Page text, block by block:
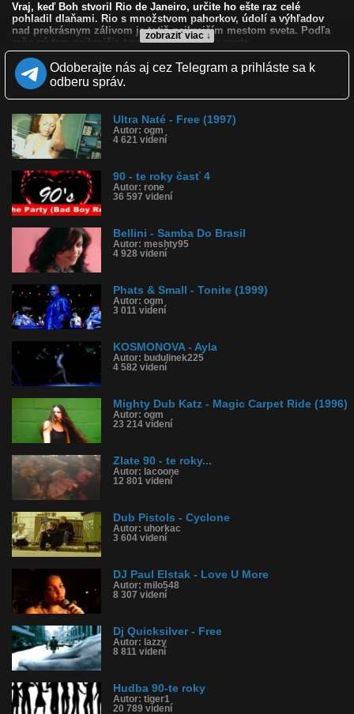
zobraziť viac ↓
Vraj, keď Boh stvoril Rio de Janeiro, určite ho ešte raz celé
pohladil dlaňami. Rio s množstvom pahorkov, údolí a výhľadov
nad prekrásnym zálivom je totiž najkrajším mestom sveta. Podľa
mňa sú tam najkrajšie trsajúce dievčatá na svete.
Kvalita:
Zverejnené: 9.8.2008 11:54
Páči sa: 95% (39 hlasov)
Komentárov: 20
Dľžka: 2:46
Kategória: hudba
Tagy: bellini, 90-te roky, roky 90-te, house, dance
História sledovanosti videa:
Odoberajte nás aj cez Telegram a prihláste sa k
odberu správ.
Ultra Naté - Free (1997)
Autor: ogm
4 621 videní
90 - te roky časť 4
Autor: rone
36 597 videní
Bellini - Samba Do Brasil
Autor: meshty95
4 928 videní
Phats & Small - Tonite (1999)
Autor: ogm
3 011 videní
KOSMONOVA - Ayla
Autor: budulinek225
4 582 videní
Mighty Dub Katz - Magic Carpet Ride (1996)
Autor: ogm
23 214 videní
Zlate 90 - te roky...
Autor: lacoone
12 801 videní
Dub Pistols - Cyclone
Autor: uhorkac
3 604 videní
DJ Paul Elstak - Love U More
Autor: milo548
8 307 videní
Dj Quicksilver - Free
Autor: lazzy
8 811 videní
Hudba 90-te roky
Autor: tiger1
20 789 videní